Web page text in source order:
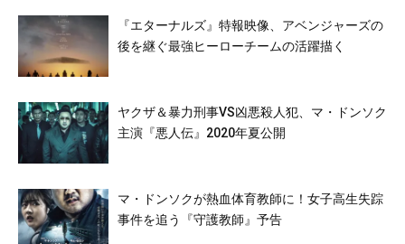
『エターナルズ』特報映像、アベンジャーズの
後を継ぐ最強ヒーローチームの活躍描く
ヤクザ＆暴⼒刑事VS凶悪殺⼈犯、マ・ドンソク
主演『悪人伝』2020年夏公開
マ・ドンソクが熱血体育教師に！女子高生失踪
事件を追う『守護教師』予告